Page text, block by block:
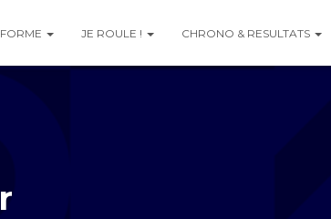
JE ROULE ! CHRONO & RESULTATS